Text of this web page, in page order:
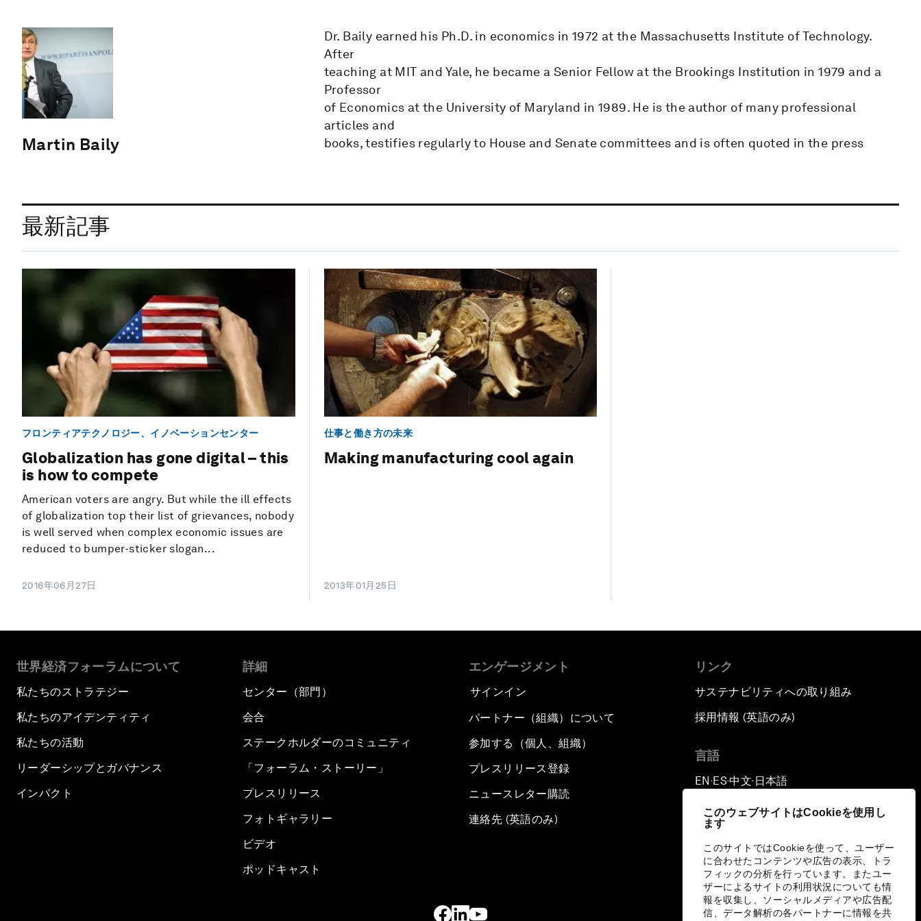
このウェブサイトはCookieを使用し
ます
このサイトではCookieを使って、ユーザー
に合わせたコンテンツや広告の表示、トラ
フィックの分析を行っています。またユー
ザーによるサイトの利用状況についても情
報を収集し、ソーシャルメディアや広告配
信、データ解析の各パートナーに情報を共
Martin Baily
Dr. Baily earned his Ph.D. in economics in 1972 at the Massachusetts Institute of Technology.
After
teaching at MIT and Yale, he became a Senior Fellow at the Brookings Institution in 1979 and a
Professor
of Economics at the University of Maryland in 1989. He is the author of many professional
articles and
books, testifies regularly to House and Senate committees and is often quoted in the press
最新記事
フロンティアテクノロジー、イノベーションセンター
Globalization has gone digital – this
is how to compete
American voters are angry. But while the ill effects
of globalization top their list of grievances, nobody
is well served when complex economic issues are
reduced to bumper-sticker slogan...
2016年06月27日
仕事と働き方の未来
Making manufacturing cool again
2013年01月25日
世界経済フォーラムについて
私たちのストラテジー
私たちのアイデンティティ
私たちの活動
リーダーシップとガバナンス
インパクト
詳細
センター（部門）
会合
ステークホルダーのコミュニティ
「フォーラム・ストーリー」
プレスリリース
フォトギャラリー
ビデオ
ポッドキャスト
エンゲージメント
サインイン
パートナー（組織）について
参加する（個人、組織）
プレスリリース登録
ニュースレター購読
連絡先 (英語のみ)
リンク
サステナビリティへの取り組み
採用情報 (英語のみ)
言語
EN ▪ ES▪中文▪ 日本語